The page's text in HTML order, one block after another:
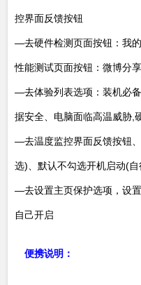
控界面反馈按钮
—去硬件检测页面按钮：我
性能测试页面按钮：微博分享
—去体验列表选项：装机必
据安全、电脑面临高温威胁,
—去温度监控界面反馈按钮
选)、默认不勾选开机启动(自
—去设置主页保护选项，设
自己开启
便携说明：